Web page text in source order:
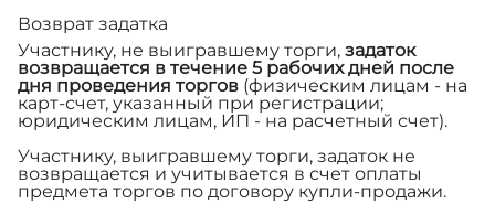
Возврат задатка
Участнику, не выигравшему торги, задаток
возвращается в течение 5 рабочих дней после
дня проведения торгов (физическим лицам - на
карт-счет, указанный при регистрации;
юридическим лицам, ИП - на расчетный счет).
Участнику, выигравшему торги, задаток не
возвращается и учитывается в счет оплаты
предмета торгов по договору купли-продажи.